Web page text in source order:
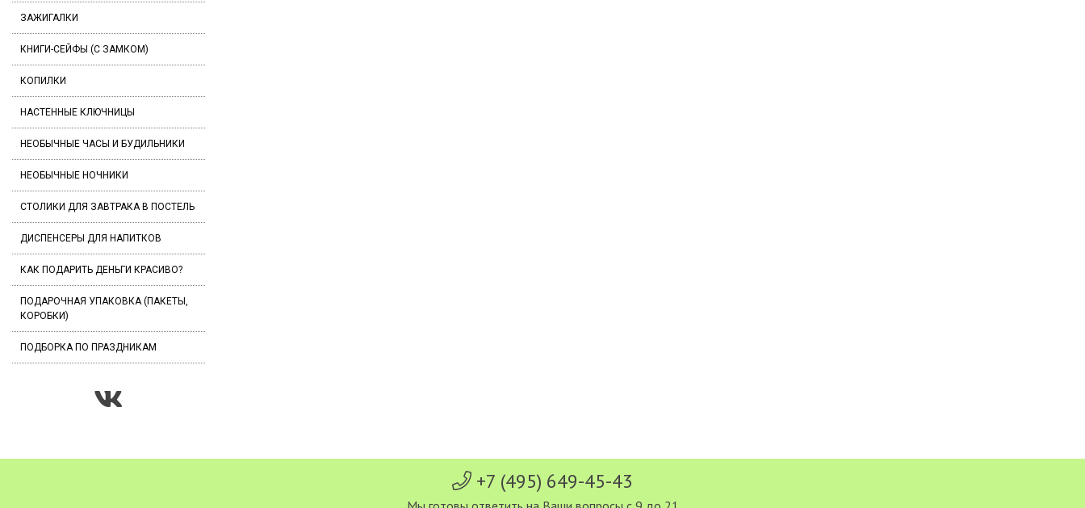
ЗАЖИГАЛКИ
КНИГИ-СЕЙФЫ (С ЗАМКОМ)
КОПИЛКИ
НАСТЕННЫЕ КЛЮЧНИЦЫ
НЕОБЫЧНЫЕ ЧАСЫ И БУДИЛЬНИКИ
НЕОБЫЧНЫЕ НОЧНИКИ
СТОЛИКИ ДЛЯ ЗАВТРАКА В ПОСТЕЛЬ
ДИСПЕНСЕРЫ ДЛЯ НАПИТКОВ
КАК ПОДАРИТЬ ДЕНЬГИ КРАСИВО?
ПОДАРОЧНАЯ УПАКОВКА (ПАКЕТЫ,
КОРОБКИ)
ПОДБОРКА ПО ПРАЗДНИКАМ
+7 (495) 649-45-43